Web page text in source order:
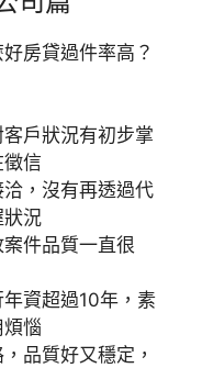
房貸過件率高？
戶狀況有初步掌
信
，沒有再透過代
狀況
件品質一直很
資超過10年，素
惱
品質好又穩定，